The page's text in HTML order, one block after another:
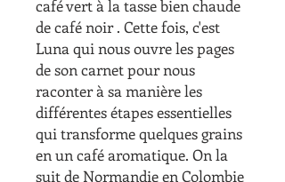
café vert à la tasse bien chaude
de café noir . Cette fois, c'est
Luna qui nous ouvre les pages
de son carnet pour nous
raconter à sa manière les
différentes étapes essentielles
qui transforme quelques grains
en un café aromatique. On la
suit de Normandie en Colombie